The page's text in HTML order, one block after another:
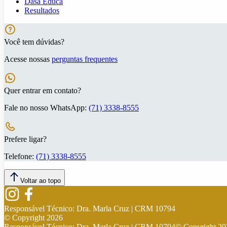
Resultados
Você tem dúvidas?
Acesse nossas perguntas frequentes
Quer entrar em contato?
Fale no nosso WhatsApp: (71) 3338-8555
Prefere ligar?
Telefone: (71) 3338-8555
Voltar ao topo
Responsável Técnico: Dra. Marla Cruz | CRM 10794
© Copyright 2026